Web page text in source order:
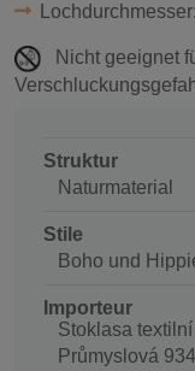
Lochdurchmesser:
Nicht geeignet
Struktur
Naturmaterial
Stile
Boho und
Importeur
Stoklasa
Průmyslová